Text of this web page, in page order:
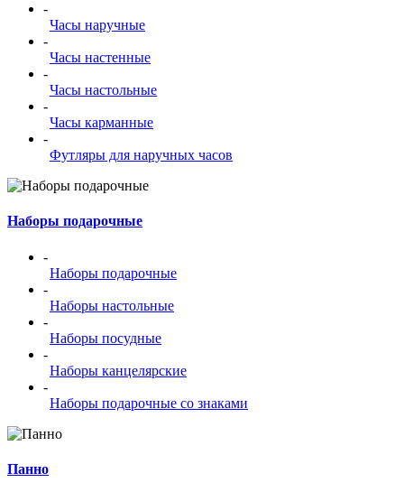
-
Часы наручные
-
Часы настенные
-
Часы настольные
-
Часы карманные
-
Футляры для наручных часов
Наборы подарочные
-
Наборы подарочные
-
Наборы настольные
-
Наборы посудные
-
Наборы канцелярские
-
Наборы подарочные со знаками
Панно